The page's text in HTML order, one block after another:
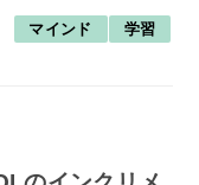
マインド 学習